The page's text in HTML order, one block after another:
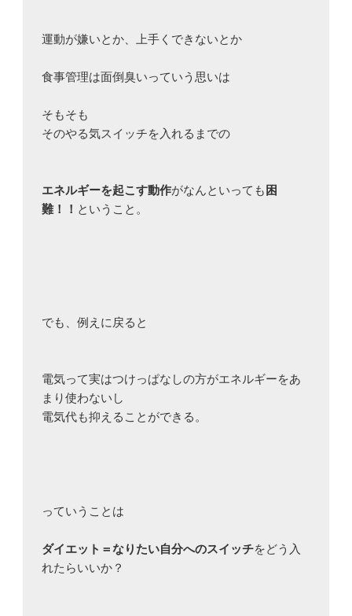
運動が嫌いとか、上手くできないとか
食事管理は面倒臭いっていう思いは
そもそも
そのやる気スイッチを入れるまでの
エネルギーを起こす動作がなんといっても 困
難！！ ということ。
でも、例えに戻ると
電気って実はつけっぱなしの方がエネルギーをあ
まり使わないし
電気代も抑えることができる。
っていうことは
ダイエット＝なりたい自分へのスイッチをどう入
れたらいいか？